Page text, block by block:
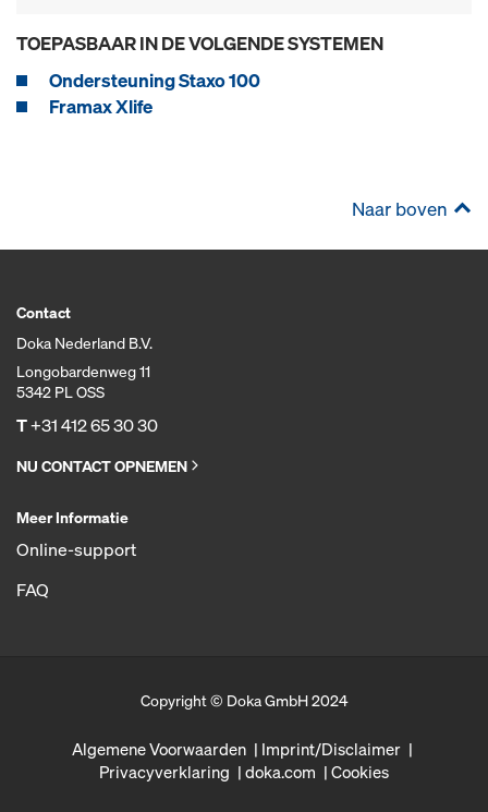
TOEPASBAAR IN DE VOLGENDE SYSTEMEN
Ondersteuning Staxo 100
Framax Xlife
Naar boven
Contact
Doka Nederland B.V.
Longobardenweg 11
5342 PL OSS
T+31 412 65 30 30
NU CONTACT OPNEMEN
Meer Informatie
Online-support
FAQ
Copyright © Doka GmbH 2024
Algemene Voorwaarden
Imprint/Disclaimer
Privacyverklaring
doka.com Cookies